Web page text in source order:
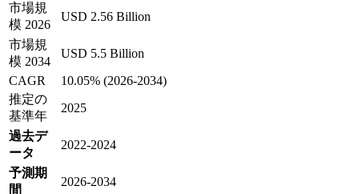
市場規
模 2026
USD 2.56 Billion
市場規
模 2034
USD 5.5 Billion
CAGR
10.05% (2026-2034)
推定の
基準年
2025
過去デ
ータ
2022-2024
予測期
間
2026-2034